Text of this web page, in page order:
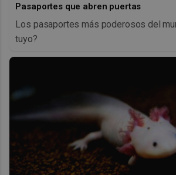
Pasaportes que abren puertas
Los pasaportes más poderosos del
tuyo?